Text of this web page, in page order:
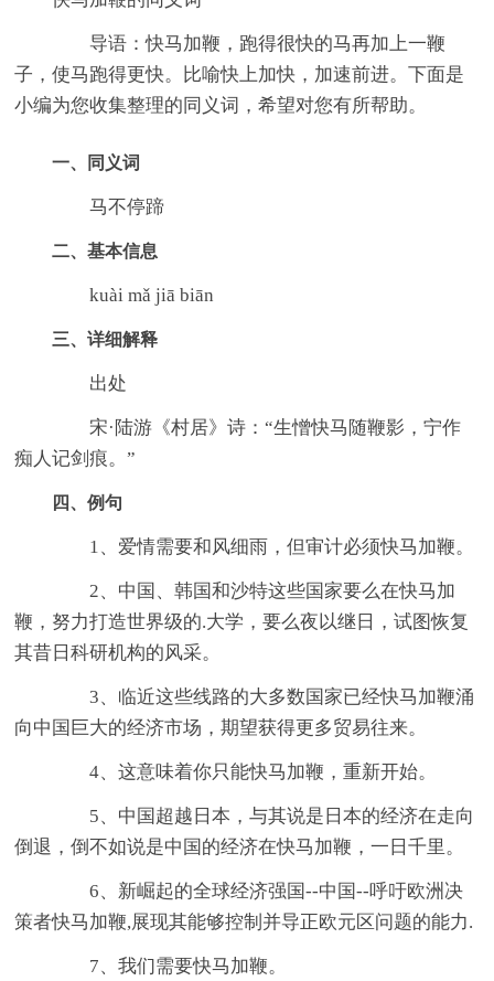
导语：快马加鞭，跑得很快的马再加上一鞭
子，使马跑得更快。比喻快上加快，加速前进。下面是
小编为您收集整理的同义词，希望对您有所帮助。
一、同义词
马不停蹄
二、基本信息
kuài mǎ jiā biān
三、详细解释
出处
宋·陆游《村居》诗：“生憎快马随鞭影，宁作
痴人记剑痕。”
四、例句
1、爱情需要和风细雨，但审计必须快马加鞭。
2、中国、韩国和沙特这些国家要么在快马加
鞭，努力打造世界级的.大学，要么夜以继日，试图恢复
其昔日科研机构的风采。
3、临近这些线路的大多数国家已经快马加鞭涌
向中国巨大的经济市场，期望获得更多贸易往来。
4、这意味着你只能快马加鞭，重新开始。
5、中国超越日本，与其说是日本的经济在走向
倒退，倒不如说是中国的经济在快马加鞭，一日千里。
6、新崛起的全球经济强国--中国--呼吁欧洲决
策者快马加鞭,展现其能够控制并导正欧元区问题的能力.
7、我们需要快马加鞭。